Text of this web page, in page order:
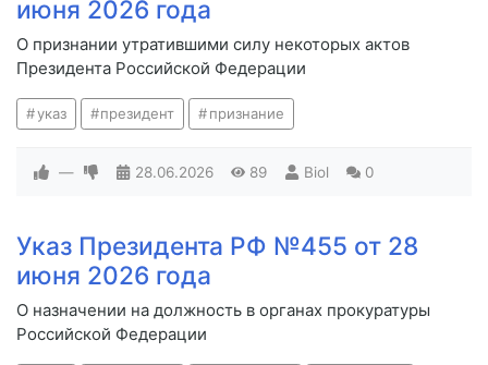
июня 2026 года
О признании утратившими силу некоторых актов
Президента Российской Федерации
указ президент признание
— 28.06.2026 89 Biol 0
Указ Президента РФ №455 от 28
июня 2026 года
О назначении на должность в органах прокуратуры
Российской Федерации